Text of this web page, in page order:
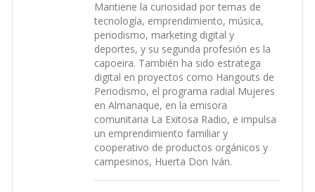
Mantiene la curiosidad por temas de
tecnología, emprendimiento, música,
periodismo, marketing digital y
deportes, y su segunda profesión es la
capoeira. También ha sido estratega
digital en proyectos como Hangouts de
Periodismo, el programa radial Mujeres
en Almanaque, en la emisora
comunitaria La Exitosa Radio, e impulsa
un emprendimiento familiar y
cooperativo de productos orgánicos y
campesinos, Huerta Don Iván.